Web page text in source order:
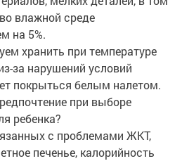
влажной среде
на 5%.
хранить при температуре
за нарушений условий
покрыться белым налетом.
при выборе
ребенка?
с проблемами ЖКТ,
печенье, калорийность